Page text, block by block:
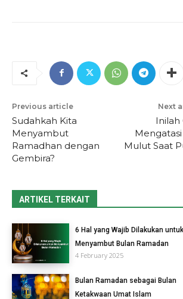
Previous article
Sudahkah Kita
Menyambut
Ramadhan dengan
Gembira?
Next
Inilah
Mulut Saat
ARTIKEL TERKAIT
6 Hal yang Wajib Dilakukan untuk
Menyambut Bulan Ramadan
4 February 2025
Bulan Ramadan sebagai Bulan
Ketakwaan Umat Islam